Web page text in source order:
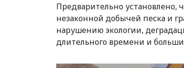
Предварительно
незаконной добычей песка и
нарушению экологии,
длительного времени и